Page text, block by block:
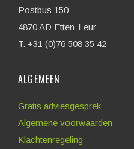
Postbus 150
4870 AD Etten-Leur
T. +31 (0)76 508 35 42
ALGEMEEN
Gratis adviesgesprek
Algemene voorwaarden
Klachtenregeling